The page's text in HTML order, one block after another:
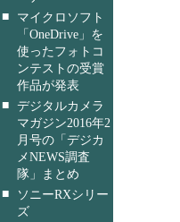
■
マイクロソフト
「OneDrive」を
使ったフォトコ
ンテストの受賞
作品が発表
■ デジタルカメラ
マガジン2016年2
月号の「デジカ
メNEWS調査
隊」まとめ
■
ソニーRXシリー
ズ